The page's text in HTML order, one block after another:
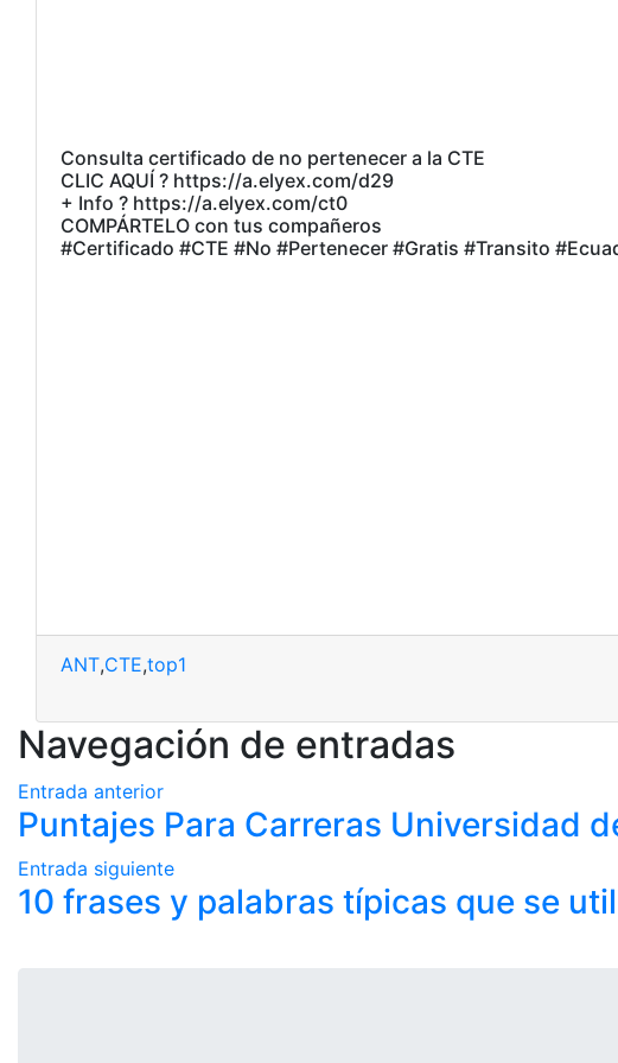
Consulta certificado de no pertenecer a la CTE
CLIC AQUÍ ? https://a.elyex.com/d29
+ Info ? https://a.elyex.com/ct0
COMPÁRTELO con tus compañeros
#Certificado #CTE #No #Pertenecer #Gratis #Transito
ANT,CTE,top1
Navegación de entradas
Entrada anterior
Puntajes Para Carreras Universidad
Entrada siguiente
10 frases y palabras típicas que se